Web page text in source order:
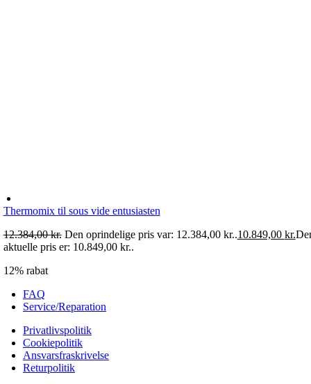
Thermomix til sous vide entusiasten
12.384,00kr. Den oprindelige pris var: 12.384,00 kr..10.849,00 kr.
aktuelle pris er: 10.849,00 kr..
12% rabat
FAQ
Service/Reparation
Privatlivspolitik
Cookiepolitik
Ansvarsfraskrivelse
Returpolitik